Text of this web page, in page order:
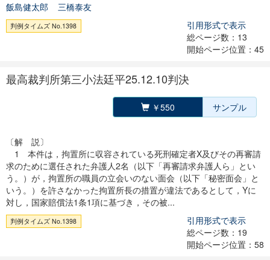
飯島健太郎 三橋泰友
判例タイムズ No.1398
引用形式で表示
総ページ数：13
開始ページ位置：45
最高裁判所第三小法廷平25.12.10判決
￥550 サンプル
〔解 説〕
1 本件は，拘置所に収容されている死刑確定者X及びその再審請
求のために選任された弁護人2名（以下「再審請求弁護人ら」とい
う。）が，拘置所の職員の立会いのない面会（以下「秘密面会」と
いう。）を許さなかった拘置所長の措置が違法であるとして，Yに
対し，国家賠償法1条1項に基づき，その被...
判例タイムズ No.1398
引用形式で表示
総ページ数：19
開始ページ位置：58